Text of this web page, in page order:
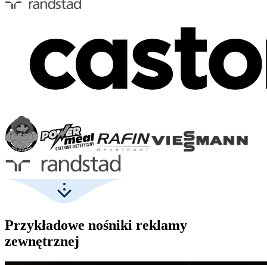
Przykładowe nośniki reklamy
zewnętrznej